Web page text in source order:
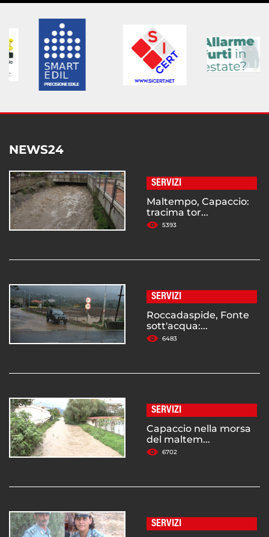
NEWS24
SERVIZI
Maltempo, Capaccio:
tracima tor...
5393
SERVIZI
Roccadaspide, Fonte
sott'acqua:...
6483
SERVIZI
Capaccio nella morsa
del maltem...
6702
SERVIZI